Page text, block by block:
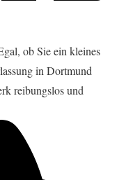
ob Sie ein kleines
in Dortmund
reibungslos und